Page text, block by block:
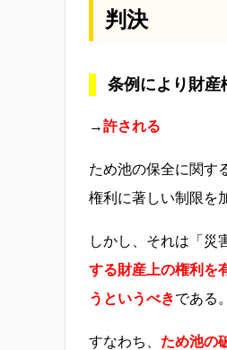
判決
条例により財産
→許される
ため池の保全に関す
権利に著しい制限を
しかし、それは「災
する財産上の権利を
うというべきである。
すなわち、 ため池の